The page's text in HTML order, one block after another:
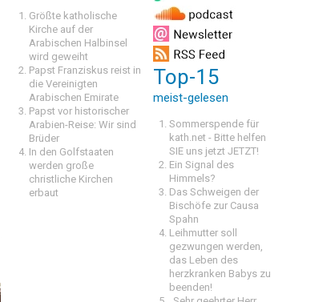
Größte katholische
Kirche auf der
Arabischen Halbinsel
wird geweiht
Papst Franziskus reist in
die Vereinigten
Arabischen Emirate
Papst vor historischer
Arabien-Reise: Wir sind
Brüder
In den Golfstaaten
werden große
christliche Kirchen
erbaut
Top-15
meist-gelesen
Sommerspende für
kath.net - Bitte helfen
SIE uns jetzt JETZT!
Ein Signal des
Himmels?
Das Schweigen der
Bischöfe zur Causa
Spahn
Leihmutter soll
gezwungen werden,
das Leben des
herzkranken Babys zu
beenden!